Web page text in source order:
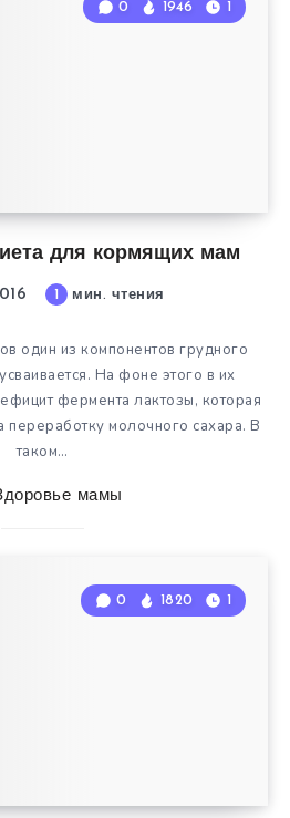
для кормящих мам
0 1946 1
1 мин. чтения
один из компонентов грудного
На фоне этого в их
фермента лактозы, которая
переработку молочного сахара. В
таком…
мамы
0 1820 1